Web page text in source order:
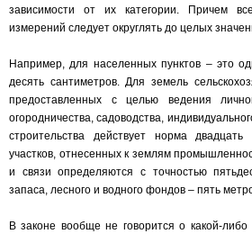
зависимости от их категории. Причем
измерений следует округлять до целых
Например, для населенных пунктов – это
десять сантиметров. Для земель
предоставленных с целью ведения
огородничества, садоводства,
строительства действует норма
участков, отнесенных к землям
и связи определяются с точностью
запаса, лесного и водного фондов – пять
В законе вообще не говорится о какой-